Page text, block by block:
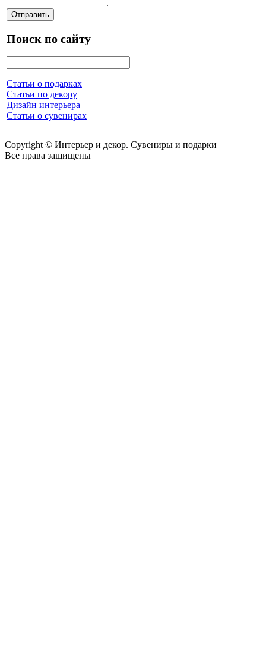
Поиск по сайту
Статьи о подарках
Статьи по декору
Дизайн интерьера
Статьи о сувенирах
Copyright © Интерьер и декор. Сувениры и подарки
Все права защищены